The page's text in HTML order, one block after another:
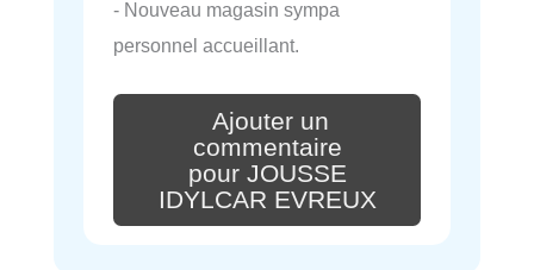
- Nouveau magasin sympa
personnel accueillant.
Ajouter un
commentaire
pour JOUSSE
IDYLCAR EVREUX